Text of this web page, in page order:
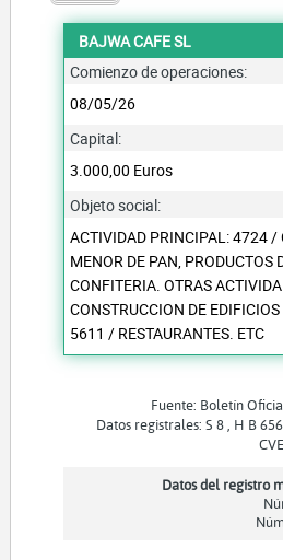
BAJWA CAFE SL
Comienzo de operaciones:
08/05/26
Capital:
3.000,00 Euros
Objeto social:
ACTIVIDAD PRINCIPAL: 4724 /
MENOR DE PAN, PRODUCTOS
CONFITERIA. OTRAS
CONSTRUCCION DE
5611 / RESTAURANTES. ETC
Fuente: Boletín
Datos registrales: S 8 , H B
Datos del registro